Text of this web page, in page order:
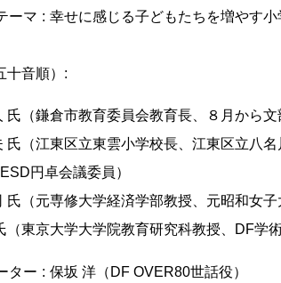
ーマ
幸せに感じる子どもたちを増やす
十音順）:
氏 （鎌倉市教育委員会教育長、
８月から文
氏 （江東区立東雲小学校長、 江東区立八名
円卓会議委員）
氏 （元専修大学経済学部教授、 元昭和女子
（東京大学大学院教育研究科教授、 DF学
ター 保坂 洋（DF OVER80世話役）